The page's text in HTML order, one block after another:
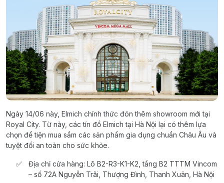
Ngày 14/06 này, Elmich chính thức đón thêm showroom mới tại
Royal City. Từ này, các tín đồ Elmich tại Hà Nội lại có thêm lựa
chọn để tiện mua sắm các sản phẩm gia dụng chuẩn Châu Âu và
tuyệt đối an toàn cho sức khỏe.
Địa chỉ cửa hàng: Lô B2-R3-K1-K2, tầng B2 TTTM Vincom
– số 72A Nguyễn Trãi, Thượng Đình, Thanh Xuân, Hà Nội